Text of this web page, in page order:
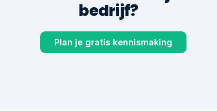
bedrijf?
Plan je gratis kennismaking